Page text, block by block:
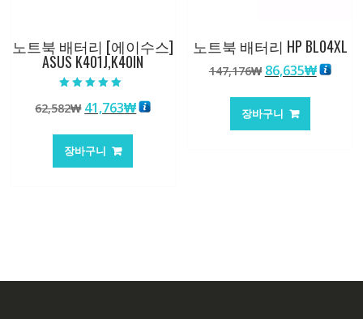
노트북 배터리 [에이수스]
ASUS K401J,K40IN
5.00
로 평가됨
62,582₩ 원
가
격:
41,763₩현
장바구니
노트북 배터리 HP BL04XL
147,176₩ 원
가
격:
86,635₩현
장바구니